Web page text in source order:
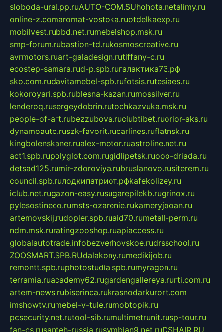
sloboda-ural.pp.ruAUTO-COM.SUhohota.netalimy.ru
online-z.comaromat-vostoka.ruotdelkaexp.ru
mobilvest.rubbd.net.rumebelshop.msk.ru
smp-forum.rubastion-td.rukosmoscreative.ru
avrmotors.ruart-galadesign.rutiffany-c.ru
ecostep-samara.rud-p.spb.ruгалактика73.рф
sko.com.rudavitamebel-spb.rufotsis.rutesiaes.ru
kokoroyari.spb.rublesna-kazan.rumossilver.ru
lenderoq.rusergeydobrin.rutochkazvuka.msk.ru
people-of-art.rubezzubova.ruclubtibet.ruorior-aks.ru
dynamoauto.ruszk-favorit.rucarlines.ruflatnsk.ru
kingbolenskaner.rualex-motor.ruastroline.net.ru
act1.spb.rupolyglot.com.rugidlipetsk.ruooo-driada.ru
detsad125.rumir-zdoroviya.rubruslanovo.rusiterem.ru
council.spb.ruлодкипатриот.рфkafekolizey.ru
iclub.net.rugazon-easy.rusugarepilekb.rugrinox.ru
pylesostineco.rumsts-ozarenie.rukameryjooan.ru
artemovskij.rudopler.spb.ruaid70.rumetall-perm.ru
ndm.msk.ruratingzooshop.ruapiaccess.ru
globalautotrade.infobezverhovskoe.rudrsschool.ru
ZOOSMART.SPB.RUdalakony.rumedikijob.ru
remontt.spb.ruphotostudia.spb.rumyragon.ru
terramia.ruacademy62.rugardengallereya.rurti.com.ru
artem-news.rubiserinca.rukrasnodarkurort.com
imshowtv.rumebel-v-tule.rumobtopik.ru
pcsecurity.net.rutool-sib.rumultimetrunit.rusp-tour.ru
fan-cs.rusanteh-russia.rusymbian9.net.ruDSHAIR.RU